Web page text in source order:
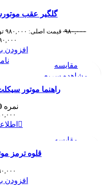
گلگیر عقب
۹۸۰,۰۰۰ قیمت اصلی: ۹۸۰,۰۰۰ تومان بود.
۸۹۰,۰۰۰
افزودن
مقایسه
مشاهده سریع
افزودن به علاقه مندی
راهنما موتور
نمره
مقایسه
قلوه ترمز
افزودن